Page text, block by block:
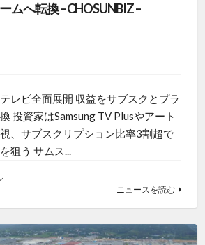
ムへ転換 – CHOSUNBIZ –
レビ全面展開 収益をサブスクとプラ
投資家はSamsung TV Plusやアート
、サブスクリプション比率3割超で
狙う サムス...
ニュースを読む